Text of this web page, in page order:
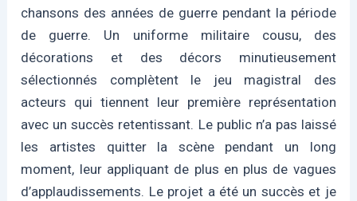
chansons des années de guerre pendant la période
de guerre. Un uniforme militaire cousu, des
décorations et des décors minutieusement
sélectionnés complètent le jeu magistral des
acteurs qui tiennent leur première représentation
avec un succès retentissant. Le public n’a pas laissé
les artistes quitter la scène pendant un long
moment, leur appliquant de plus en plus de vagues
d’applaudissements. Le projet a été un succès et je